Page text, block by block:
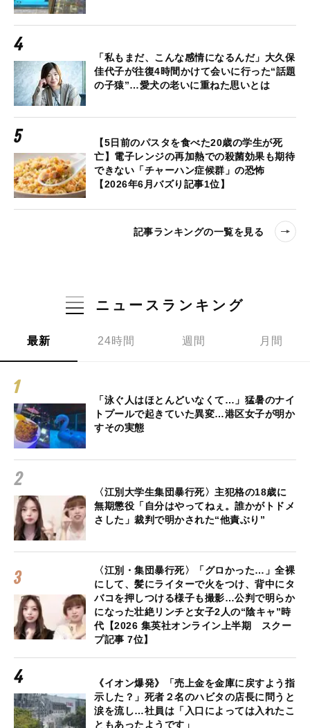
「私もまだ、こんな感情になるんだ」大久保
佳代子が往復4時間かけて会いに行った“話題
の子猿”…愛犬の老いに重ねた思いとは
【5日前のパスタを食べた20歳の学生が死
亡】電子レンジの再加熱での殺菌効果も期待
できない「チャーハン症候群」の恐怖
【2026年6月バズり記事1位】
記事ランキングの一覧を見る
ニュースランキング
最新 24時間 週間 月間
「泳ぐ人はほとんどいなくて…」猛暑のナイ
トプールで起きていた異変…港区女子が明か
すその実態
〈江別大学生集団暴行死〉主犯格の18歳に
無期懲役「自分はやってねぇ。誰かがトドメ
さした」裁判で明かされた“他責ぶり”
〈江別・集団暴行死〉「グロかった…」全裸
にして、髪にライターで火をつけ、背中にタ
バコを押しつける様子も撮影…公判で明らか
になった壮絶リンチと女子2人の“陰キャ”時
代【2026 集英社オンライン上半期 スクー
プ記事 7位】
《イオン爆発》「売上金を金庫に戻すよう指
示した？」死者２名のハビタの店長に問うと
涙を流し…社員は「入口によっては入れたこ
ともあったようです」